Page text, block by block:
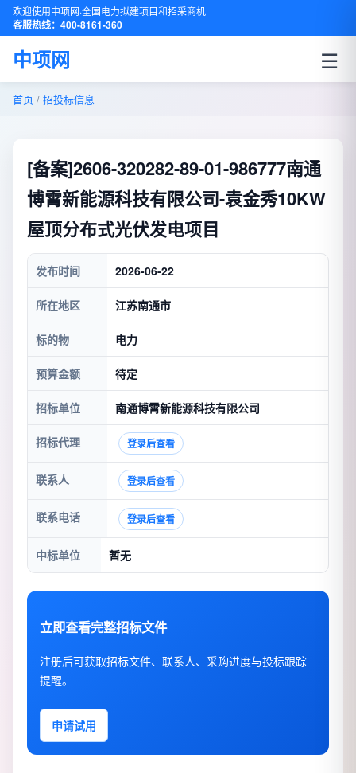
欢迎使用中项网·全国电力拟建项目和招采商机
客服热线：400-8161-360
中项网 ☰
首页 / 招投标信息
[备案]2606-320282-89-01-986777南通
博霄新能源科技有限公司-袁金秀10KW
屋顶分布式光伏发电项目
发布时间 2026-06-22
所在地区 江苏南通市
标的物 电力
预算金额 待定
招标单位 南通博霄新能源科技有限公司
招标代理 登录后查看
联系人 登录后查看
联系电话 登录后查看
中标单位 暂无
立即查看完整招标文件
注册后可获取招标文件、联系人、采购进度与投标跟踪
提醒。
申请试用